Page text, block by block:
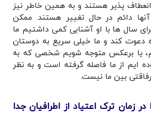
پذیر هستند و به همین خاطر نیز
آنها دائم در حال تغییر هستند. ممکن
سال ها با او آشنایی کمی داشتیم ما
دعوت کند و ما خیلی سریع به دوستان
یا برعکس متوجه شویم شخصی که به
ایم از ما فاصله گرفته است و به نظر
بین ما نیست.
زمان ترک اعتیاد از اطرافیان جدا